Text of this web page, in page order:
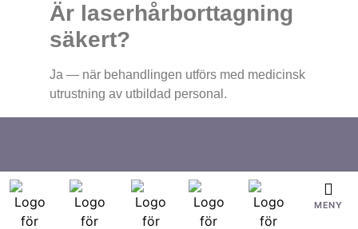
Är laserhårborttagning
säkert?
Ja — när behandlingen utförs med medicinsk
utrustning av utbildad personal.
rätt inställningar
hygien
kylning